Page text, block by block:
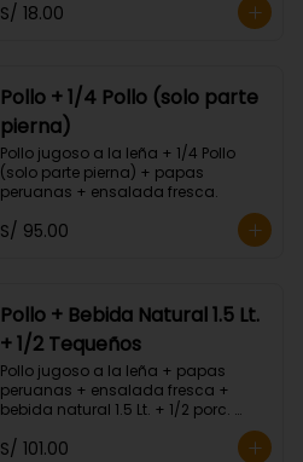
S/ 18.00
Pollo + 1/4 Pollo (solo parte
pierna)
Pollo jugoso a la leña + 1/4 Pollo
(solo parte pierna) + papas
peruanas + ensalada fresca.
S/ 95.00
Pollo + Bebida Natural 1.5 Lt.
+ 1/2 Tequeños
Pollo jugoso a la leña + papas
peruanas + ensalada fresca +
bebida natural 1.5 Lt. + 1/2 porc.
S/ 101.00